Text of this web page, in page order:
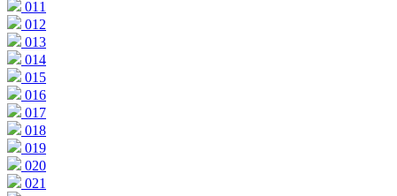
011
012
013
014
015
016
017
018
019
020
021